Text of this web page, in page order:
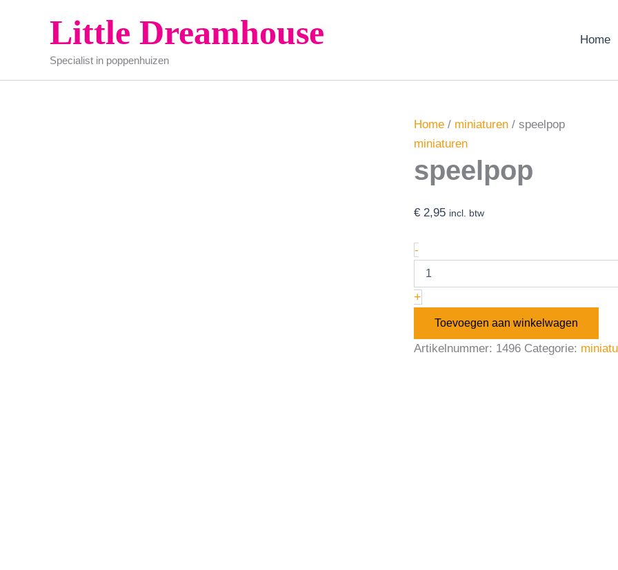
Little Dreamhouse
Specialist in poppenhuizen
Home
Home / miniaturen / speelpop
miniaturen
speelpop
€ 2,95 incl. btw
-
+
Toevoegen aan winkelwagen
Artikelnummer: 1496 Categorie: